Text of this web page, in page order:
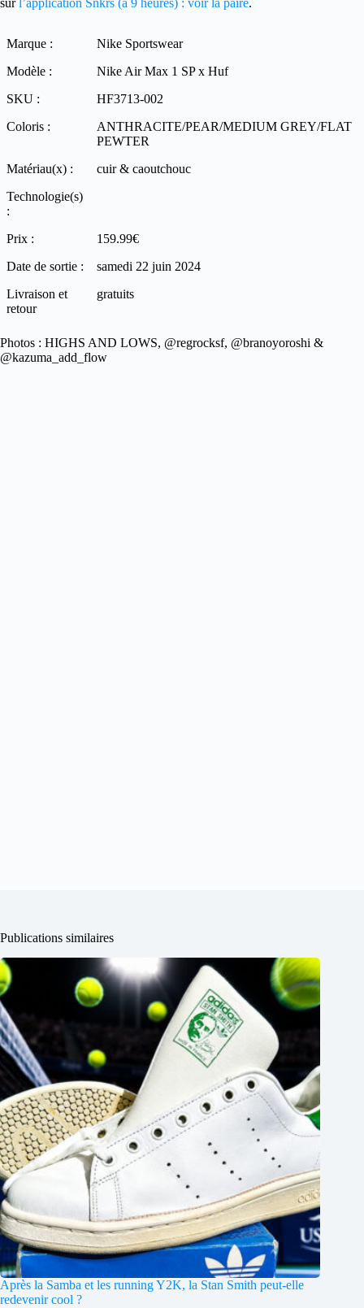
sur l’application Snkrs (à 9 heures) : voir la paire.
Marque :
Nike Sportswear
Modèle :
Nike Air Max 1 SP x Huf
SKU :
HF3713-002
Coloris :
ANTHRACITE/PEAR/MEDIUM GREY/FLAT
PEWTER
Matériau(x) :
cuir & caoutchouc
Technologie(s)
:
Prix :
159.99€
Date de sortie :
samedi 22 juin 2024
Livraison et
retour
gratuits
Photos : HIGHS AND LOWS, @regrocksf, @branoyoroshi &
@kazuma_add_flow
Publications similaires
Après la Samba et les running Y2K, la Stan Smith peut-elle
redevenir cool ?